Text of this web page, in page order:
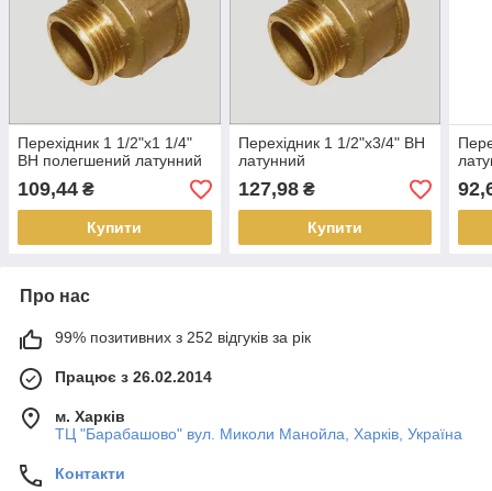
Перехідник 1 1/2"х1 1/4"
ВН полегшений латунний
109,44 ₴
Купити
Перехідник 1 1/2"х3/4" ВН
латунний
127,98₴
Купити
Про нас
99% позитивних з 252 відгуків за рік
Працює з 26.02.2014
м. Харків
ТЦ "Барабашово" вул. Миколи Манойла, Харків, Україна
Контакти